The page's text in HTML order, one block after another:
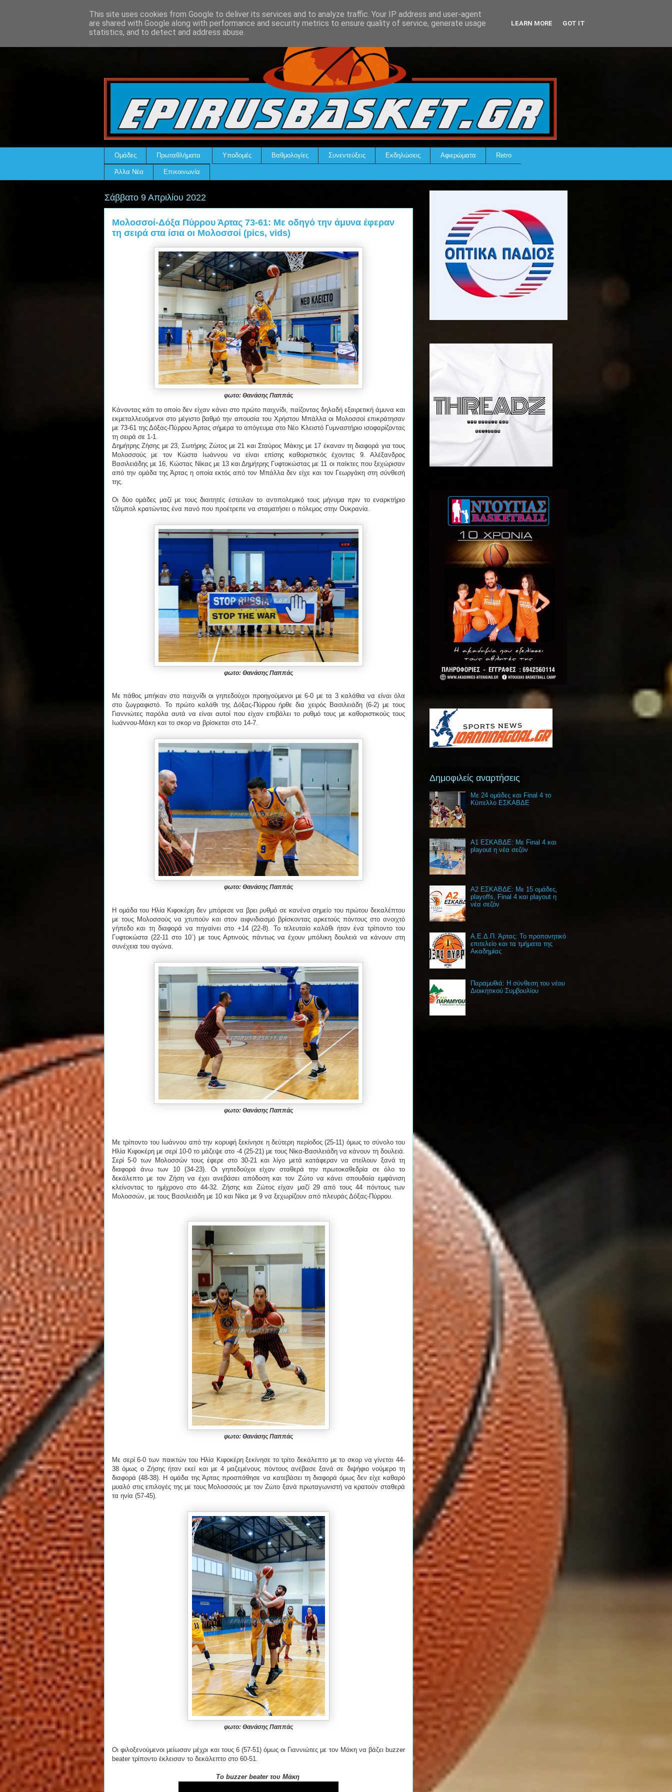
Ομάδες Πρωταθλήματα Υποδομές Βαθμολογίες Συνεντεύξεις Εκδηλώσεις Αφιερώματα Retro
Άλλα Νέα Επικοινωνία
Σάββατο 9 Απριλίου 2022
Μολοσσοί-Δόξα Πύρρου Άρτας 73-61: Με οδηγό την άμυνα έφεραν
τη σειρά στα ίσια οι Μολοσσοί (pics, vids)
φωτο: Θανάσης Παππάς
Κάνοντας κάτι το οποίο δεν είχαν κάνει στο πρώτο παιχνίδι, παίζοντας δηλαδή εξαιρετική άμυνα και
εκμεταλλευόμενοι στο μέγιστο βαθμό την απουσία του Χρήστου Μπάλλα οι Μολοσσοί επικράτησαν
με 73-61 της Δόξας-Πύρρου Άρτας σήμερα το απόγευμα στο Νέο Κλειστό Γυμναστήριο ισοφαρίζοντας
τη σειρά σε 1-1.
Δημήτρης Ζήσης με 23, Σωτήρης Ζώτος με 21 και Σταύρος Μάκης με 17 έκαναν τη διαφορά για τους
Μολοσσούς με τον Κώστα Ιωάννου να είναι επίσης καθοριστικός έχοντας 9. Αλέξανδρος
Βασιλειάδης με 16, Κώστας Νίκας με 13 και Δημήτρης Γυφτοκώστας με 11 οι παίκτες που ξεχώρισαν
από την ομάδα της Άρτας η οποία εκτός από τον Μπάλλα δεν είχε και τον Γεωργάκη στη σύνθεσή
της.
Οι δύο ομάδες μαζί με τους διαιτητές έστειλαν το αντιπολεμικό τους μήνυμα πριν το εναρκτήριο
τζάμπολ κρατώντας ένα πανό που προέτρεπε να σταματήσει ο πόλεμος στην Ουκρανία.
φωτο: Θανάσης Παππάς
Με πάθος μπήκαν στο παιχνίδι οι γηπεδούχοι προηγούμενοι με 6-0 με τα 3 καλάθια να είναι όλα
στο ζωγραφιστό. Το πρώτο καλάθι της Δόξας-Πύρρου ήρθε δια χειρός Βασιλειάδη (6-2) με τους
Γιαννιώτες παρόλα αυτά να είναι αυτοί που είχαν επιβάλει το ρυθμό τους με καθοριστικούς τους
Ιωάννου-Μάκη και το σκορ να βρίσκεται στο 14-7.
φωτο: Θανάσης Παππάς
Η ομάδα του Ηλία Κιφοκέρη δεν μπόρεσε να βρει ρυθμό σε κανένα σημείο του πρώτου δεκαλέπτου
με τους Μολοσσούς να χτυπούν και στον αιφνιδιασμό βρίσκοντας αρκετούς πόντους στο ανοιχτό
γήπεδο και τη διαφορά να πηγαίνει στο +14 (22-8). Το τελευταίο καλάθι ήταν ένα τρίποντο του
Γυφτοκώστα (22-11 στο 10΄) με τους Αρτινούς πάντως να έχουν μπόλικη δουλειά να κάνουν στη
συνέχεια του αγώνα.
φωτο: Θανάσης Παππάς
Με τρίποντο του Ιωάννου από την κορυφή ξεκίνησε η δεύτερη περίοδος (25-11) όμως το σύνολο του
Ηλία Κιφοκέρη με σερί 10-0 το μάζεψε στο -4 (25-21) με τους Νίκα-Βασιλειάδη να κάνουν τη δουλειά.
Σερί 5-0 των Μολοσσών τους έφερε στο 30-21 και λίγο μετά κατάφεραν να στείλουν ξανά τη
διαφορά άνω των 10 (34-23). Οι γηπεδούχοι είχαν σταθερά την πρωτοκαθεδρία σε όλο το
δεκάλεπτο με τον Ζήση να έχει ανεβάσει απόδοση και τον Ζώτο να κάνει σπουδαία εμφάνιση
κλείνοντας το ημίχρονο στο 44-32. Ζήσης και Ζώτος είχαν μαζί 29 από τους 44 πόντους των
Μολοσσών, με τους Βασιλειάδη με 10 και Νίκα με 9 να ξεχωρίζουν από πλευράς Δόξας-Πύρρου.
φωτο: Θανάσης Παππάς
Με σερί 6-0 των παικτών του Ηλία Κιφοκέρη ξεκίνησε το τρίτο δεκάλεπτο με το σκορ να γίνεται 44-
38 όμως ο Ζήσης ήταν εκεί και με 4 μαζεμένους πόντους ανέβασε ξανά σε διψήφιο νούμερο τη
διαφορά (48-38). Η ομάδα της Άρτας προσπάθησε να κατεβάσει τη διαφορά όμως δεν είχε καθαρό
μυαλό στις επιλογές της με τους Μολοσσούς με τον Ζώτο ξανά πρωταγωνιστή να κρατούν σταθερά
τα ηνία (57-45).
φωτο: Θανάσης Παππάς
Οι φιλοξενούμενοι μείωσαν μέχρι και τους 6 (57-51) όμως οι Γιαννιώτες με τον Μάκη να βάζει buzzer
beater τρίποντο έκλεισαν το δεκάλεπτο στο 60-51.
Το buzzer beater του Μάκη
Δημοφιλείς αναρτήσεις
Με 24 ομάδες και Final 4 το
Κύπελλο ΕΣΚΑΒΔΕ
Α1 ΕΣΚΑΒΔΕ: Με Final 4 και
playout η νέα σεζόν
Α2 ΕΣΚΑΒΔΕ: Με 15 ομάδες,
playoffs, Final 4 και playout η
νέα σεζόν
Α.Ε.Δ.Π. Άρτας: Το προπονητικό
επιτελείο και τα τμήματα της
Ακαδημίας
Παραμυθιά: Η σύνθεση του νέου
Διοικητικού Συμβουλίου
This site uses cookies from Google to deliver its services and to analyze traffic. Your IP address and user-agent
are shared with Google along with performance and security metrics to ensure quality of service, generate usage
statistics, and to detect and address abuse.
LEARN MORE GOT IT